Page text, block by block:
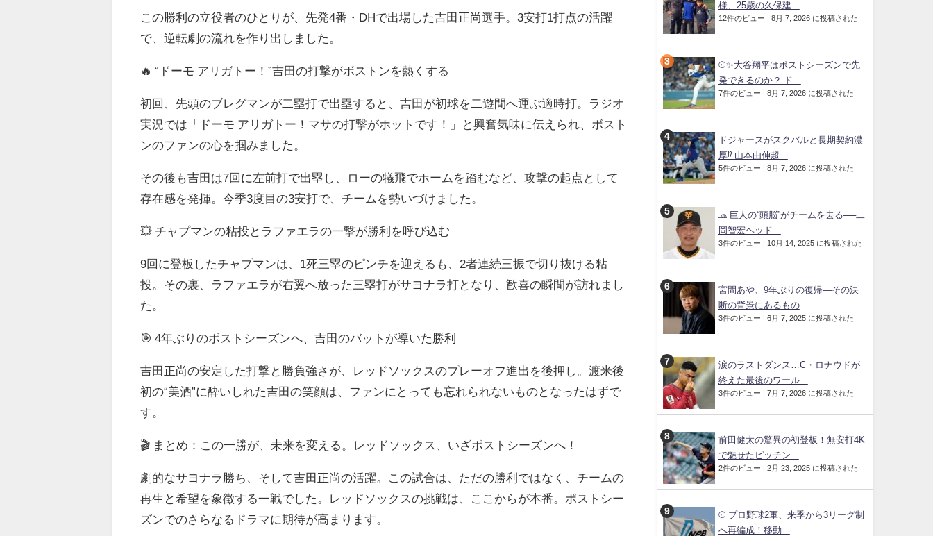
この勝利の立役者のひとりが、先発4番・DHで出場した吉田正尚選手。3安打1打点の活躍
で、逆転劇の流れを作り出しました。
🔥 “ドーモ アリガトー！”吉田の打撃がボストンを熱くする
初回、先頭のブレグマンが二塁打で出塁すると、吉田が初球を二遊間へ運ぶ適時打。ラジオ
実況では「ドーモ アリガトー！マサの打撃がホットです！」と興奮気味に伝えられ、ボスト
ンのファンの心を掴みました。
その後も吉田は7回に左前打で出塁し、ローの犠飛でホームを踏むなど、攻撃の起点として
存在感を発揮。今季3度目の3安打で、チームを勢いづけました。
💥 チャプマンの粘投とラファエラの一撃が勝利を呼び込む
9回に登板したチャプマンは、1死三塁のピンチを迎えるも、2者連続三振で切り抜ける粘
投。その裏、ラファエラが右翼へ放った三塁打がサヨナラ打となり、歓喜の瞬間が訪れまし
た。
🎯 4年ぶりのポストシーズンへ、吉田のバットが導いた勝利
吉田正尚の安定した打撃と勝負強さが、レッドソックスのプレーオフ進出を後押し。渡米後
初の“美酒”に酔いしれた吉田の笑顔は、ファンにとっても忘れられないものとなったはずで
す。
🎬 まとめ：この一勝が、未来を変える。レッドソックス、いざポストシーズンへ！
劇的なサヨナラ勝ち、そして吉田正尚の活躍。この試合は、ただの勝利ではなく、チームの
再生と希望を象徴する一戦でした。レッドソックスの挑戦は、ここからが本番。ポストシー
ズンでのさらなるドラマに期待が高まります。
様、25歳の久保建...
12件のビュー 8月 7, 2026 に投稿された
⚾✨大谷翔平はポストシーズンで先
発できるのか？ ド...
7件のビュー 8月 7, 2026 に投稿された
ドジャースがスクバルと長期契約濃
厚⁉︎ 山本由伸超...
5件のビュー 8月 7, 2026 に投稿された
🧢 巨人の“頭脳”がチームを去る──二
岡智宏ヘッド...
3件のビュー 10月 14, 2025 に投稿された
宮間あや、9年ぶりの復帰—その決
断の背景にあるもの
3件のビュー 6月 7, 2025 に投稿された
涙のラストダンス…C・ロナウドが
終えた最後のワール...
3件のビュー 7月 7, 2026 に投稿された
前田健太の驚異の初登板！無安打4K
で魅せたピッチン...
2件のビュー 2月 23, 2025 に投稿された
⚾ プロ野球2軍、来季から3リーグ制
へ再編成！移動...